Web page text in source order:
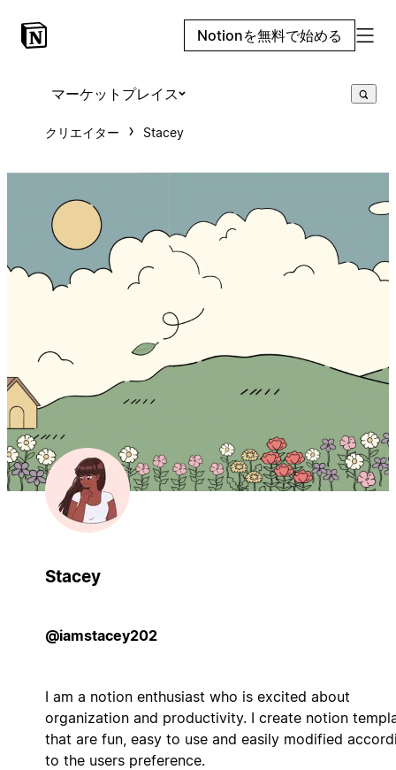
Notionを無料で始める
マーケットプレイス
クリエイター Stacey
Stacey
@iamstacey202
I am a notion enthusiast who is excited about
organization and productivity. I create notion
that are fun, easy to use and easily modified
to the users preference.